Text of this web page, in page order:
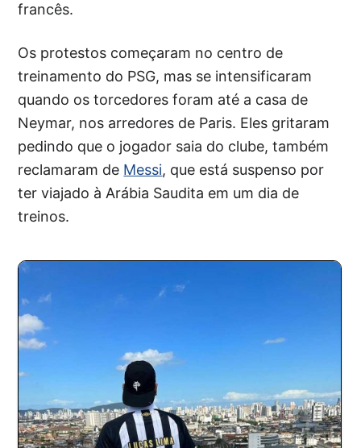
francês.
Os protestos começaram no centro de
treinamento do PSG, mas se intensificaram
quando os torcedores foram até a casa de
Neymar, nos arredores de Paris. Eles gritaram
pedindo que o jogador saia do clube, também
reclamaram de Messi, que está suspenso por
ter viajado à Arábia Saudita em um dia de
treinos.